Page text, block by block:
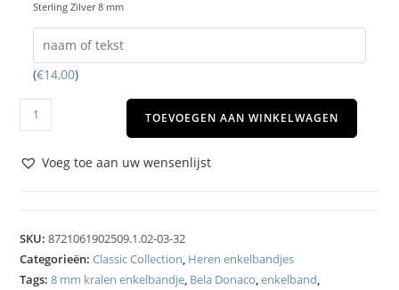
Sterling Zilver 8 mm
(€14,00)
TOEVOEGEN AAN WINKELWAGEN
Voeg toe aan uw wensenlijst
SKU:8721061902509.1.02-03-32
Categorieën:Classic Collection, Heren enkelbandjes
Tags:8 mm kralen enkelbandje, Bela Donaco,enkelband,